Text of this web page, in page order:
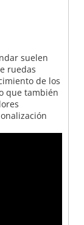
suelen
ruedas
de los
que también